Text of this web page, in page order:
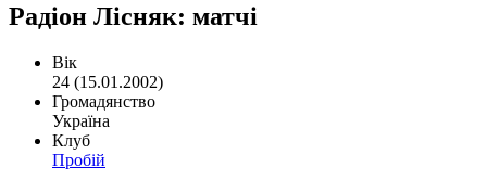
Радіон Лісняк: матчі
Вік
24 (15.01.2002)
Громадянство
Україна
Клуб
Пробій